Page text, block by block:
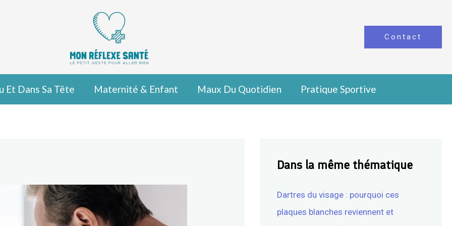
Contact
Et Dans Sa Tête Maternité & Enfant Maux Du Quotidien Pratique Sportive
Dans la même thématique
Dartres du visage : pourquoi ces
plaques blanches reviennent et